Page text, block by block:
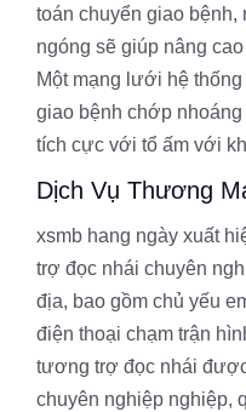
toán chuyển giao bệnh,
ngóng sẽ giúp nâng
Một mạng lưới hệ
giao bệnh chớp
tích cực với tổ ấm với
Dịch Vụ Thương
xsmb hang ngày xuất
trợ đọc nhái chuyên
địa, bao gồm chủ yếu
điện thoại chạm trận
tương trợ đọc nhái
chuyên nghiệp nghiệp,